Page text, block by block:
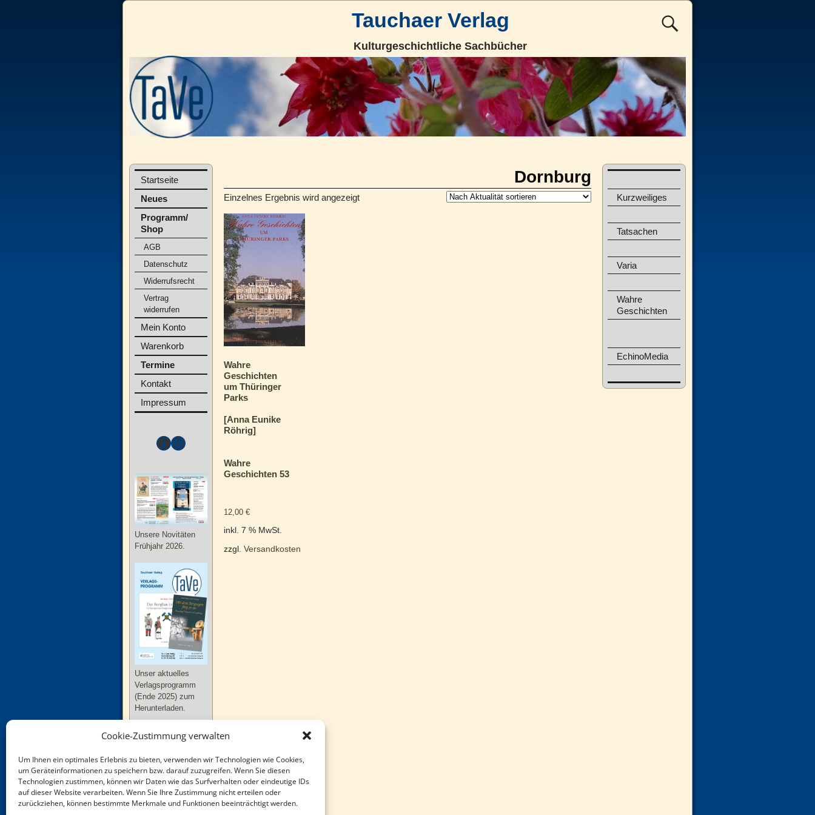
Cookie-Zustimmung verwalten
Um Ihnen ein optimales Erlebnis zu bieten, verwenden wir Technologien wie Cookies,
um Geräteinformationen zu speichern bzw. darauf zuzugreifen. Wenn Sie diesen
Technologien zustimmen, können wir Daten wie das Surfverhalten oder eindeutige IDs
auf dieser Website verarbeiten. Wenn Sie Ihre Zustimmung nicht erteilen oder
zurückziehen, können bestimmte Merkmale und Funktionen beeinträchtigt werden.
Tauchaer Verlag
Kulturgeschichtliche Sachbücher
Dornburg
Einzelnes Ergebnis wird angezeigt
Wahre
Geschichten
um Thüringer
Parks
[Anna Eunike
Röhrig]
Wahre
Geschichten 53
12,00€
inkl. 7 % MwSt.
zzgl.Versandkosten
Startseite
Neues
Programm/
Shop
AGB
Datenschutz
Widerrufsrecht
Vertrag
widerrufen
Mein Konto
Warenkorb
Termine
Kontakt
Impressum
Unsere Novitäten
Frühjahr 2026.
Unser aktuelles
Verlagsprogramm
(Ende 2025) zum
Herunterladen.
Neue Bücher zu
Thüringen und
Sachsen-Anhalt im
Kurzweiliges
Tatsachen
Varia
Wahre
Geschichten
EchinoMedia